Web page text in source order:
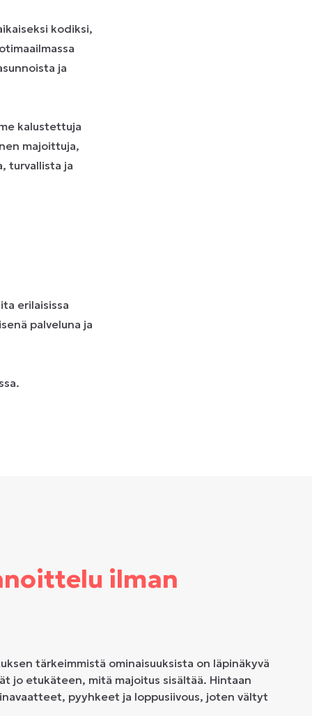
kodiksi,
ja
kalustettuja
majoittuja,
turvallista ja
erilaisissa
palveluna ja
ilman
tärkeimmistä ominaisuuksista on läpinäkyvä
jo etukäteen, mitä majoitus sisältää. Hintaan
pyyhkeet ja loppusiivous, joten vältyt